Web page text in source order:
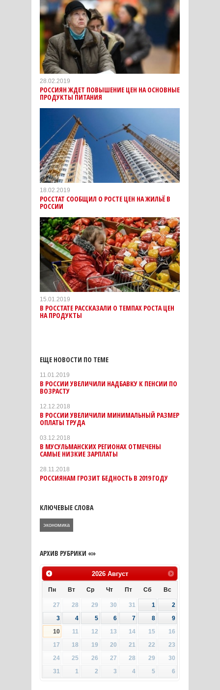
28.02.2019
РОССИЯН ЖДЕТ ПОВЫШЕНИЕ ЦЕН НА ОСНОВНЫЕ
ПРОДУКТЫ ПИТАНИЯ
18.02.2019
РОССТАТ СООБЩИЛ О РОСТЕ ЦЕН НА ЖИЛЬЁ В
РОССИИ
15.01.2019
В РОССТАТЕ РАССКАЗАЛИ О ТЕМПАХ РОСТА ЦЕН
НА ПРОДУКТЫ
ЕЩЕ НОВОСТИ ПО ТЕМЕ
11.01.2019
В РОССИИ УВЕЛИЧИЛИ НАДБАВКУ К ПЕНСИИ ПО
ВОЗРАСТУ
12.12.2018
В РОССИИ УВЕЛИЧИЛИ МИНИМАЛЬНЫЙ РАЗМЕР
ОПЛАТЫ ТРУДА
03.12.2018
В МУСУЛЬМАНСКИХ РЕГИОНАХ ОТМЕЧЕНЫ
САМЫЕ НИЗКИЕ ЗАРПЛАТЫ
28.11.2018
РОССИЯНАМ ГРОЗИТ БЕДНОСТЬ В 2019 ГОДУ
КЛЮЧЕВЫЕ СЛОВА
экономика
АРХИВ РУБРИКИ «»
2026 Август
Пн Вт Ср Чт Пт Сб Вс
27 28 29 30 31 1
2
3
4 5 6 7 8
9
10
11 12 13 14 15
16
17
18 19 20 21 22
23
24
25 26 27 28 29
30
31
1 2 3 4 5 6